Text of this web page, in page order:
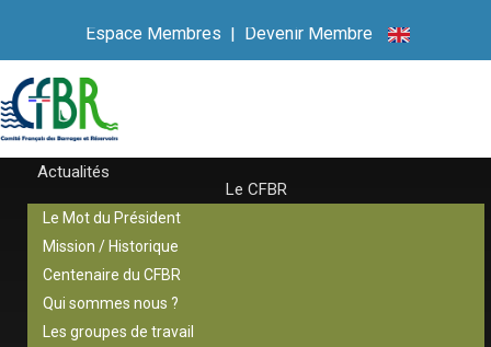
Espace Membres | Devenir Membre
Actualités
Le CFBR
Le Mot du Président
Mission / Historique
Centenaire du CFBR
Qui sommes nous ?
Les groupes de travail